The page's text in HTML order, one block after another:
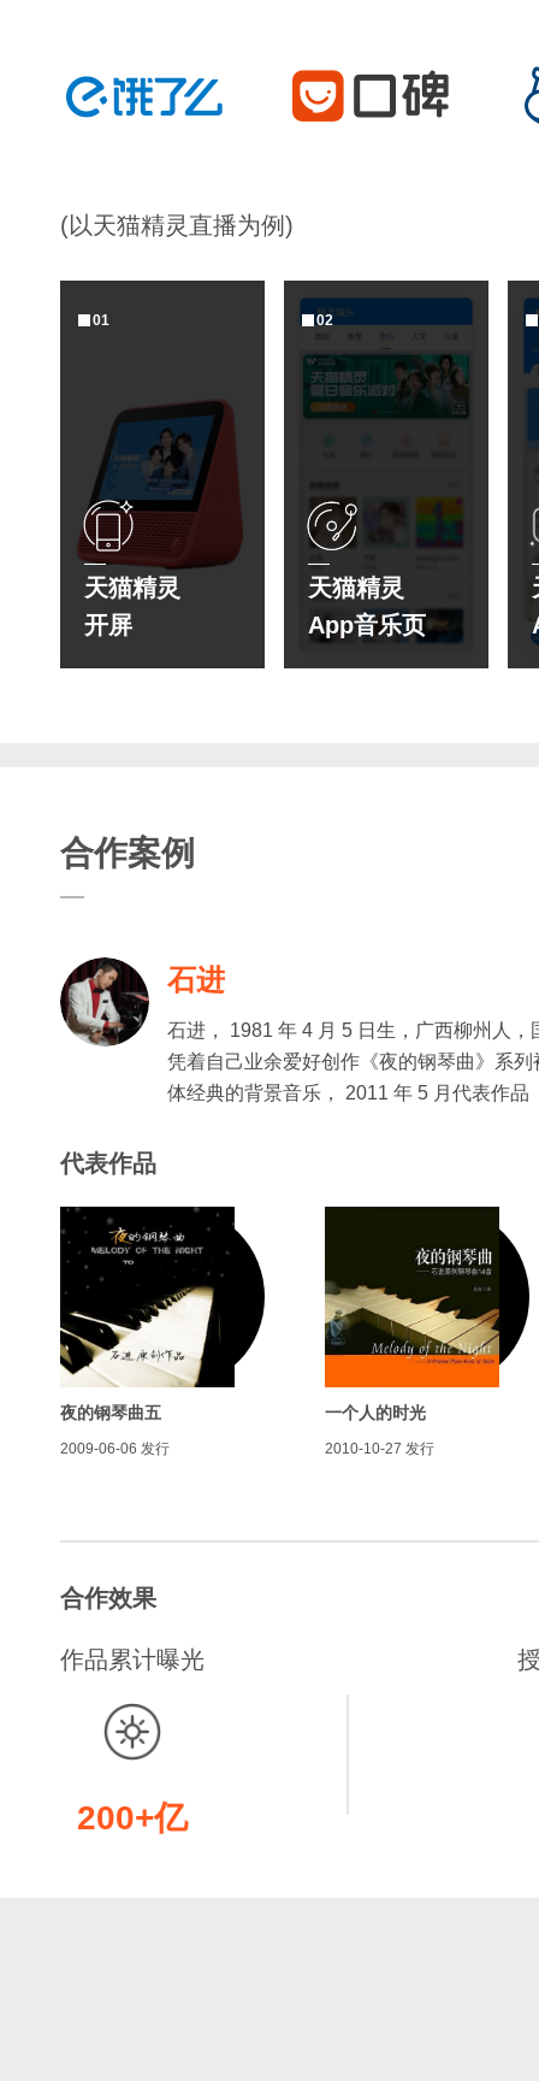
(以天猫精灵直播为例)
01
天猫精灵
开屏
02
天猫精灵
App音乐页
合作案例
石进
石进， 1981 年 4 月 5 日生，广西柳州人
凭着自己业余爱好创作《夜的钢琴曲》系
体经典的背景音乐， 2011 年 5 月代表作
代表作品
夜的钢琴曲五
2009-06-06 发行
一个人的时光
2010-10-27 发行
合作效果
作品累计曝光
200+亿